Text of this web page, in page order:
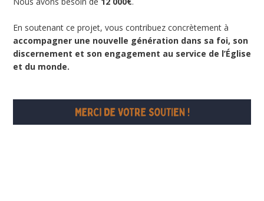
En soutenant ce projet, vous contribuez concrètement à
accompagner une nouvelle génération dans sa foi, son
discernement et son engagement au service de l’Église
et du monde.